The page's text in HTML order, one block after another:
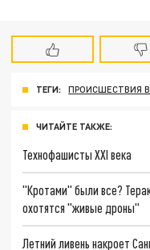
ТЕГИ: ПРОИСШЕСТВИЯ В
ЧИТАЙТЕ ТАКЖЕ:
Технофашисты XXI века
"Кротами" были все?
охотятся "живые дроны"
Летний ливень накроет